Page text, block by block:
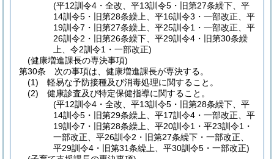
(平12訓令4・全改、平13訓令5・旧第27条繰下、平
14訓令5・旧第28条繰上、平16訓令3・一部改正、平
19訓令7・旧第27条繰上、平25訓令1・一部改正、平
26訓令2・旧第26条繰下、平29訓令4・旧第30条繰
上、令2訓令1・一部改正)
(健康増進課長の専決事項)
第30条
次の事項は、健康増進課長が専決する。
(1)
軽易な予防接種及び消毒処理に関すること。
(2)
健康診査及び特定保健指導に関すること。
(平12訓令4・全改、平13訓令5・旧第28条繰下、平
14訓令5・旧第29条繰上、平17訓令4・一部改正、平
19訓令7・旧第28条繰上、平20訓令1・平23訓令1・
一部改正、平26訓令2・旧第27条繰下・一部改正、
平29訓令4・旧第31条繰上、平30訓令5・一部改正)